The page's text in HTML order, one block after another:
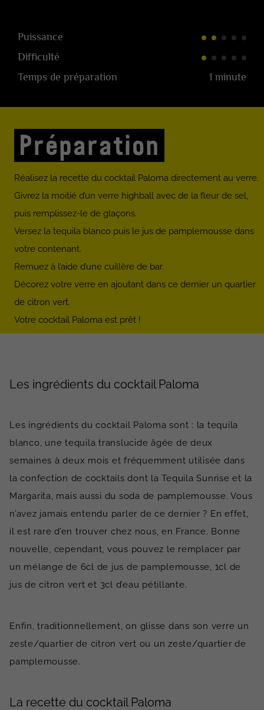
Puissance
Difficulté
Temps de préparation
1 minute
Préparation
Réalisez la recette du cocktail Paloma directement au verre.
Givrez la moitié d’un verre highball avec de la fleur de sel,
puis remplissez-le de glaçons.
Versez la tequila blanco puis le jus de pamplemousse dans
votre contenant.
Remuez à l’aide d’une cuillère de bar.
Décorez votre verre en ajoutant dans ce dernier un quartier
de citron vert.
Votre cocktail Paloma est prêt !
Les ingrédients du cocktail Paloma
Les ingrédients du cocktail Paloma sont : la tequila
blanco, une tequila translucide âgée de deux
semaines à deux mois et fréquemment utilisée dans
la confection de cocktails dont la Tequila Sunrise et la
Margarita, mais aussi du soda de pamplemousse. Vous
n’avez jamais entendu parler de ce dernier ? En effet,
il est rare d’en trouver chez nous, en France. Bonne
nouvelle, cependant, vous pouvez le remplacer par
un mélange de 6cl de jus de pamplemousse, 1cl de
jus de citron vert et 3cl d’eau pétillante.
Enfin, traditionnellement, on glisse dans son verre un
zeste/quartier de citron vert ou un zeste/quartier de
pamplemousse.
La recette du cocktail Paloma